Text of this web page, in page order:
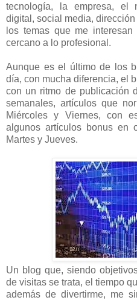
tecnología, la empresa, el
digital, social media,
los temas que me
cercano a lo profesional.
Aunque es el último de los
día, con mucha diferencia, el
con un ritmo de publicación
semanales, artículos que
Miércoles y Viernes, con
algunos artículos bonus en
Martes y Jueves.
Un blog que, siendo
de visitas se trata, el tiempo
además de divertirme, me